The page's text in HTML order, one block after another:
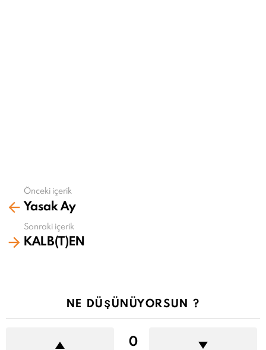
Daha
fazla
Önceki içerik
Yasak Ay
Sonraki içerik
KALB(T)EN
NE DÜŞÜNÜYORSUN ?
0